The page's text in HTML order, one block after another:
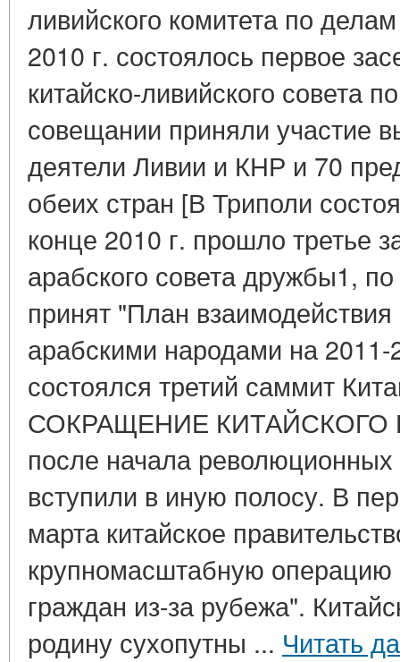
ливийского комитета по
2010 г. состоялось первое
китайско-ливийского совета
совещании приняли участие
деятели Ливии и КНР и 70
обеих стран [В Триполи
конце 2010 г. прошло третье
арабского совета дружбы1,
принят "План
арабскими народами на 2011-
состоялся третий саммит
СОКРАЩЕНИЕ КИТАЙСКОГО
после начала
вступили в иную полосу. В
марта китайское
крупномасштабную операцию
граждан из-за рубежа".
родину сухопутны ... Читать